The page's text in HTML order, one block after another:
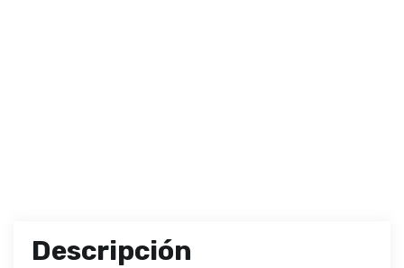
Descripción